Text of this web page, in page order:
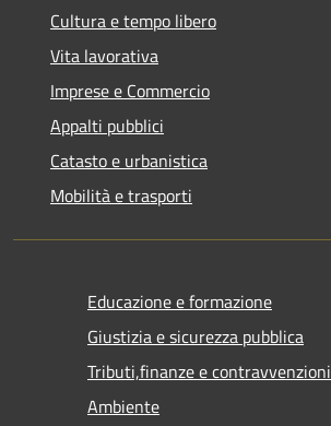
Cultura e tempo libero
Vita lavorativa
Imprese e Commercio
Appalti pubblici
Catasto e urbanistica
Mobilità e trasporti
Educazione e formazione
Giustizia e sicurezza pubblica
Tributi,finanze e contravvenzioni
Ambiente